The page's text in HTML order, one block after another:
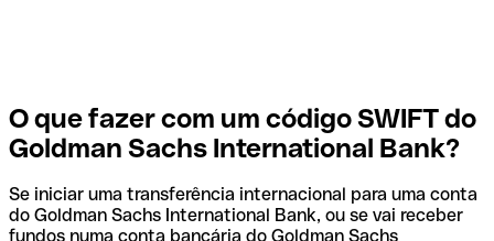
O que fazer com um código SWIFT do
Goldman Sachs International Bank?
Se iniciar uma transferência internacional para uma conta
do Goldman Sachs International Bank, ou se vai receber
fundos numa conta bancária do Goldman Sachs